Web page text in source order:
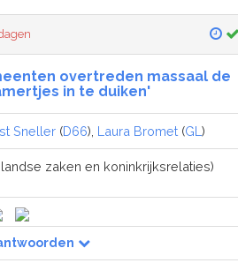
overtreden massaal de
in te duiken'
Sneller (D66), Laura Bromet (GL )
zaken en koninkrijksrelaties)